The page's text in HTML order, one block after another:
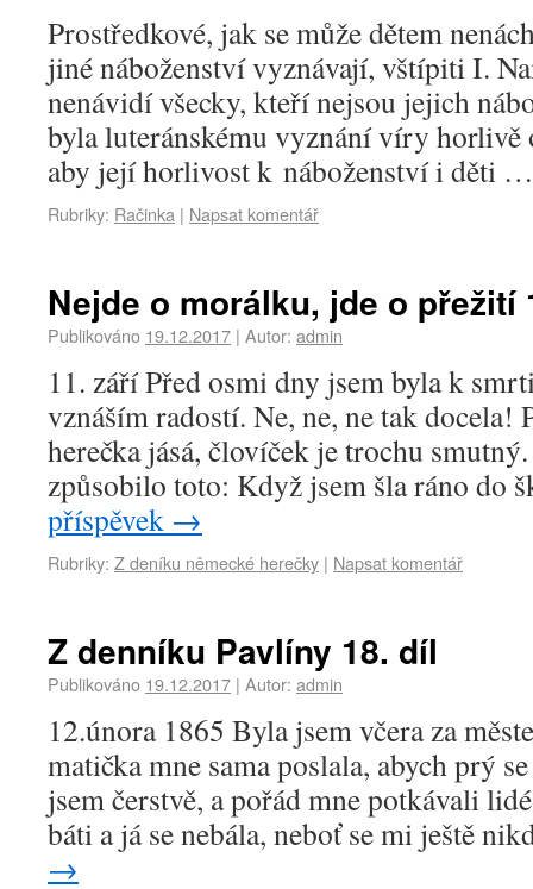
Prostředkové, jak se může dětem
jiné náboženství vyznávají, vštípiti I.
nenávidí všecky, kteří nejsou jejich
byla luteránskému vyznání víry horlivě
aby její horlivost k náboženství i děti
Rubriky: Račinka | Napsat komentář
Nejde o morálku, jde o přežití
Publikováno 19.12.2017 | Autor: admin
11. září Před osmi dny jsem byla k
vznáším radostí. Ne, ne, ne tak docela!
herečka jásá, človíček je trochu
způsobilo toto: Když jsem šla ráno do
příspěvek →
Rubriky: Z deníku německé herečky | Napsat komentář
Z denníku Pavlíny 18. díl
Publikováno 19.12.2017 | Autor: admin
12.února 1865 Byla jsem včera za
matička mne sama poslala, abych prý
jsem čerstvě, a pořád mne potkávali
báti a já se nebála, neboť se mi ještě
→